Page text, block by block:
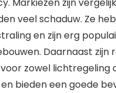
veel schaduw. Ze
en zijn erg
Daarnaast zijn
zowel lichtregeling
en bieden een goede